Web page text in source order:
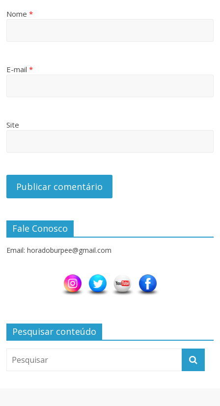
Nome*
E-mail*
Site
Fale Conosco
Email: horadoburpee@gmail.com
Pesquisar conteúdo